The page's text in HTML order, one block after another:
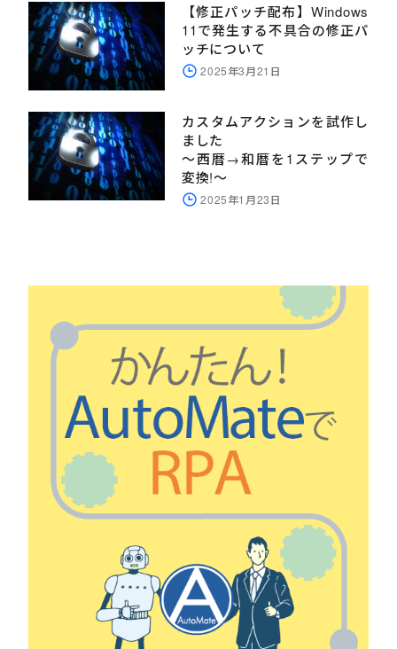
【修正パッチ配布】Windows
11で発生する不具合の修正パ
ッチについて
2025年3月21日
カスタムアクションを試作し
ました
～西暦→和暦を1ステップで
変換!～
2025年1月23日